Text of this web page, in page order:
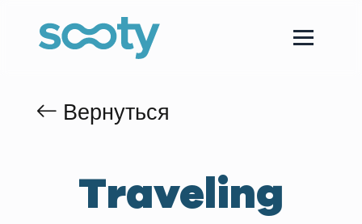
Вернуться
Traveling